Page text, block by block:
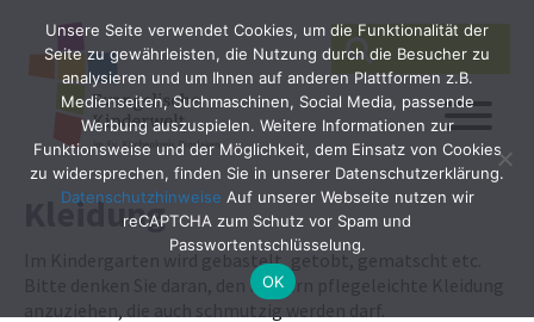
Search
for:
SEARCH
Kleidung
Im Kindergarten wird gebastelt, getobt, gematscht etc.
Bitte denken Sie daran, den Kindern pflegeleichte Kleidung
Unsere Seite verwendet Cookies, um die Funktionalität der
Seite zu gewährleisten, die Nutzung durch die Besucher zu
analysieren und um Ihnen auf anderen Plattformen z.B.
Medienseiten, Suchmaschinen, Social Media, passende
Werbung auszuspielen. Weitere Informationen zur
Funktionsweise und der Möglichkeit, dem Einsatz von Cookies
zu widersprechen, finden Sie in unserer Datenschutzerklärung.
Datenschutzhinweise Auf unserer Webseite nutzen wir
reCAPTCHA zum Schutz vor Spam und
Passwortentschlüsselung.
OK